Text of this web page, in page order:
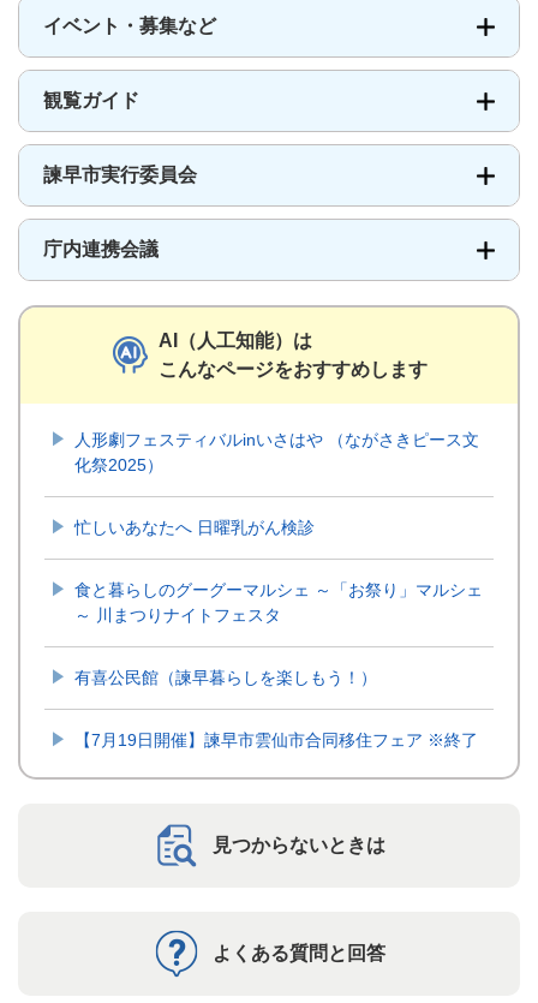
イベント・募集など
観覧ガイド
諫早市実行委員会
庁内連携会議
AI（人工知能）は
こんなページをおすすめします
人形劇フェスティバルinいさはや （ながさきピース文
化祭2025）
忙しいあなたへ 日曜乳がん検診
食と暮らしのグーグーマルシェ ～「お祭り」マルシェ
～ 川まつりナイトフェスタ
有喜公民館（諫早暮らしを楽しもう！）
【7月19日開催】諫早市雲仙市合同移住フェア ※終了
見つからないときは
よくある質問と回答